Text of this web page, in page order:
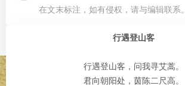
在文末标注，如有侵权，请与编辑联系。
行遇登山客
行遇登山客，问我寻艾蒿。
君向朝阳处，茵陈二尺高。